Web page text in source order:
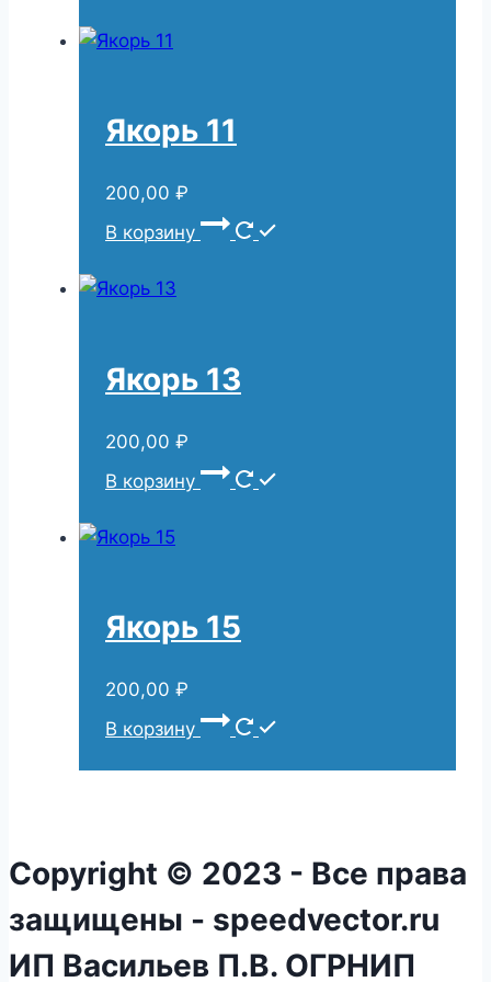
Якорь 11
200,00 ₽
В корзину
Якорь 13
200,00 ₽
В корзину
Якорь 15
200,00 ₽
В корзину
Copyright © 2023 - Все права
защищены - speedvector.ru
ИП Васильев П.В. ОГРНИП